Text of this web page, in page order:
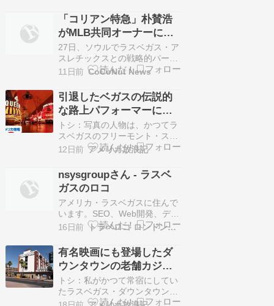
の球体建造物として最大高さ
112m、幅157m 世界最高クラス
のショーや常設公演、シルクド
ソレイユだけでも常設は５作品
そして世界トップレベルのカジ
ノ売上（写真は…
「コリアン特急」朴賛浩
がMLB共同オーナーに！
ラスベガス・アスレチッ
クスへ電撃投資で韓国人
メジャーリーガー輩出へ
27日、ソウルでラスベガス・ア
スレチックスとの戦略的パート
ナーシップ締結会見を開き、ジ
と握手を交わす朴賛浩（左）。
聯合ニュース 「コリアン特急」
こと朴賛浩（パク・チャンホ、
53）が、ついにメジ […]
11日前 CoCoNut News
引退したベガスの伝説的
な路上パフォーマーにつ
いての追跡調査です！
トシ：写真の人物は、かつてラ
スベガスのフリーモント・スト
リート（ダウ...続きを読む >>
12日前 アメリカ放浪記
nsysgroupさん - ラスベ
ガスのロコ
アメリカ・ラスベガスに住んで
います。SEO、Web開発、デジ
タルマーケティングに携わって
集客や検索エンジン最適化につ
いて情報交換できればうれしい
です。よろしくお願いします。
]]>
16日前 トラベロコ ロンドン情報
有名映画にも登場したダ
ウンタウンの老舗カジノ
（ベガスのカジノ図鑑＃
24）
トシ：私がかつて常宿にしてい
たラスベガス・ダウンタウンの
「ゴールド・...続きを読む >>